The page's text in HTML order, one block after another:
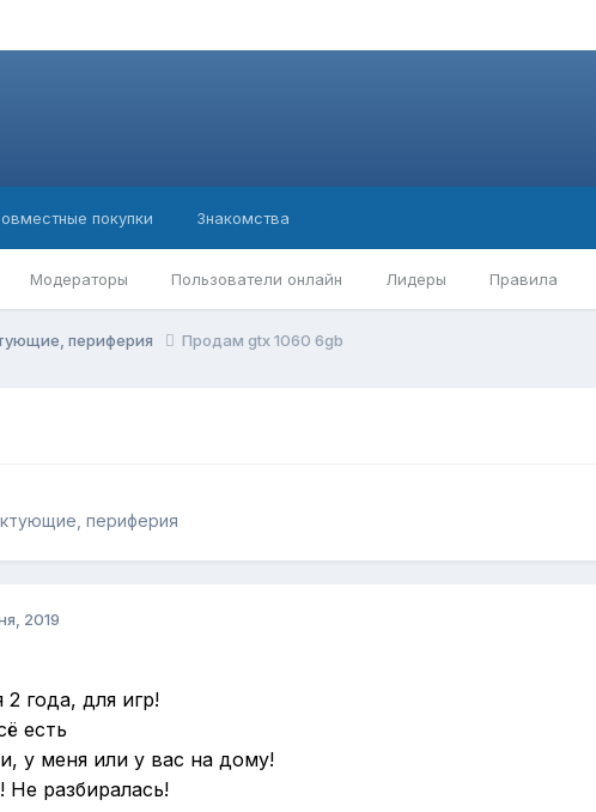
Модераторы Пользователи онлайн Лидеры Правила
покупки Знакомства
периферия Продам gtx 1060 6gb
периферия
2019
2 года, для игр!
есть
у меня или у вас на дому!
Не разбиралась!